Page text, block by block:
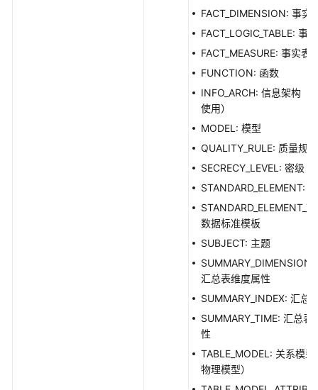
FACT_DIMENSION: 事实
FACT_LOGIC_TABLE: 事
FACT_MEASURE: 事实表
FUNCTION: 函数
INFO_ARCH: 信息架构（
使用）
MODEL: 模型
QUALITY_RULE: 质量规则
SECRECY_LEVEL: 密级
STANDARD_ELEMENT:
数据标准模板
SUBJECT: 主题
汇总表维度属性
SUMMARY_INDEX: 汇总
SUMMARY_TIME: 汇总表
性
TABLE_MODEL: 关系模
物理模型）